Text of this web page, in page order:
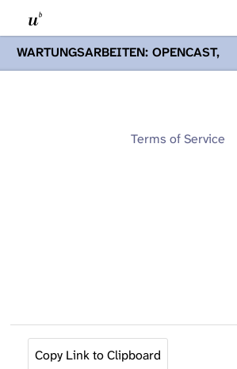
WARTUNGSARBEITEN: OPENCAST,
PODCASTS & TOBIRA
Mi 19. August
Opencast-Videos und Tobira nicht zur
Terms of Service
Copy Link to Clipboard